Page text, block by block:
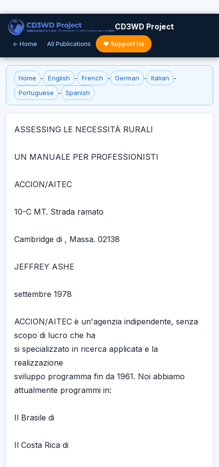
CD3WD Project
← Home All Publications ♥ Support Us
Home - English - French - German - Italian
-
Portuguese
- Spanish
ASSESSING LE NECESSITÀ RURALI
UN MANUALE PER PROFESSIONISTI
ACCION/AITEC
10-C MT. Strada ramato
Cambridge di , Massa. 02138
JEFFREY ASHE
settembre 1978
ACCION/AITEC è un'agenzia indipendente, senza
scopo di lucro che ha
si specializzato in ricerca applicata e la
realizzazione
sviluppo programma fin da 1961. Noi abbiamo
attualmente programmi in:
Il Brasile di
Il Costa Rica di